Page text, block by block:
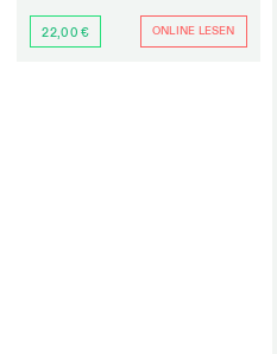
22,00 € ONLINE LESEN